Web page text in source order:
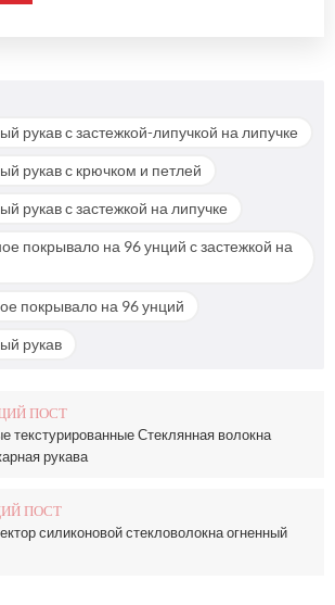
рукав с застежкой-липучкой на липучке
рукав с крючком и петлей
рукав с застежкой на липучке
покрывало на 96 унций с застежкой на
покрывало на 96 унций
рукав
ПОСТ
текстурированные Стеклянная волокна
рукава
ПОСТ
силиконовой стекловолокна огненный